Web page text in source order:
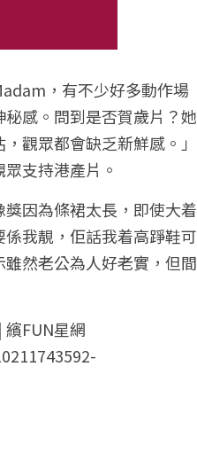
，有不少好多動作場
感。問到是否賀歲片？她
觀眾都會缺乏新鮮感。」
因為條裙太長，即使大着
我靚，佢話我着高踭鞋可
然老公為人好老實，但間
FUN星網